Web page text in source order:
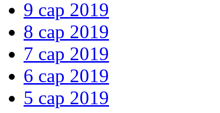
9 сар 2019
8 сар 2019
7 сар 2019
6 сар 2019
5 сар 2019